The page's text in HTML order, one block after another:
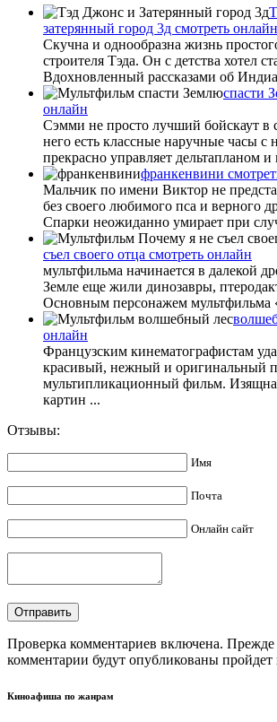
затерянный город 3д смотреть онлайн
Скучна и однообразна жизнь
строителя Тэда. Он с детства хотел
Вдохновленный рассказами об
спасти
онлайн
Сэмми не просто лучший бойскаут в
него есть классные наручные часы с
прекрасно управляет дельтапланом и
франкенвини
Мальчик по имени Виктор не
без своего любимого пса и верного
Спарки неожиданно умирает при
съел своего отца смотреть онлайн
мультфильма начинается в далекой
Земле еще жили динозавры,
Основным персонажем мультфильма
онлайн
Французским кинематографистам
красивый, нежный и оригинальный
мультипликационный фильм.
картин ...
Отзывы:
Имя
Почта
Онлайн сайт
Проверка комментариев включена.
комментарии будут опубликованы пройдет
Киноафиша по жанрам